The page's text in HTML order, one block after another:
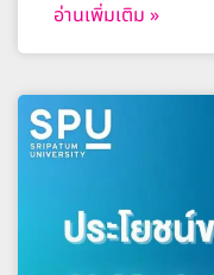
อ่านเพิ่มเติม »